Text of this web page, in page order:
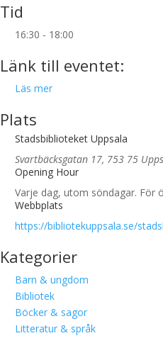
Tid
16:30 - 18:00
Länk till eventet:
Läs mer
Plats
Stadsbiblioteket Uppsala
Svartbäcksgatan 17, 753 75
Opening Hour
Varje dag, utom söndagar. För
Webbplats
https://bibliotekuppsala.se/
Kategorier
Barn & ungdom
Bibliotek
Böcker & sagor
Litteratur & språk